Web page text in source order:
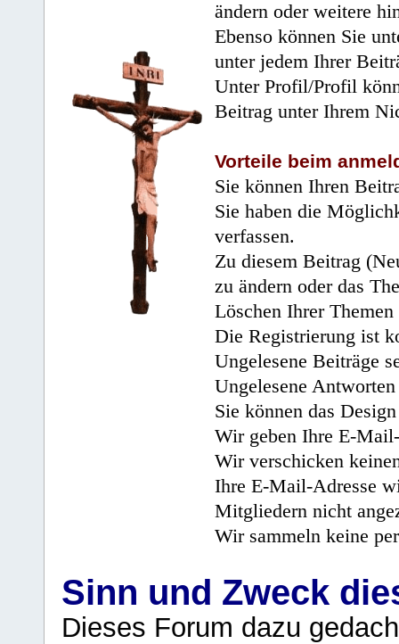
ändern oder weitere
Ebenso können Sie
unter jedem Ihrer
Unter Profil/Profil
Beitrag unter Ihrem
Vorteile beim
Sie können Ihren
Sie haben die
verfassen.
Zu diesem Beitrag
zu ändern oder das
Löschen Ihrer
Die Registrierung ist
Ungelesene Beiträge
Ungelesene
Sie können das
Wir geben Ihre E-
Wir verschicken
Ihre E-Mail-Adresse
Mitgliedern nicht
Wir sammeln keine
Sinn und Zweck
Dieses Forum dazu